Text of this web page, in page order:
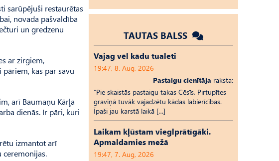
sarūpējuši restaurētas
novada pašvaldība
un gredzenu
ar zirgiem,
kas par savu
arī Baumaņu Kārļa
dienās. Ir pāri, kuri
izmantot arī
ceremonijas.
TAUTAS BALSS
Vajag vēl kādu tualeti
19:47, 8. Aug, 2026
Pastaigu cienītāja raksta:
“Pie skaistās pastaigu takas Cēsīs, Pirtupītes
graviņā tuvāk vajadzētu kādas labierīcības.
Īpaši jau karstā laikā […]
Laikam kļūstam vieglprātīgāki.
Apmaldamies mežā
19:47, 7. Aug, 2026